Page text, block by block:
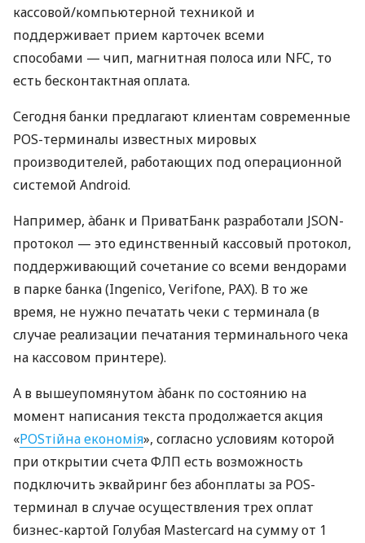
кассовой/компьютерной техникой и
поддерживает прием карточек всеми
способами — чип, магнитная полоса или NFC, то
есть бесконтактная оплата.
Сегодня банки предлагают клиентам современные
POS-терминалы известных мировых
производителей, работающих под операционной
системой Android.
Например, àбанк и ПриватБанк разработали JSON-
протокол — это единственный кассовый протокол,
поддерживающий сочетание со всеми вендорами
в парке банка (Ingenico, Verifone, PAX). В то же
время, не нужно печатать чеки с терминала (в
случае реализации печатания терминального чека
на кассовом принтере).
А в вышеупомянутом àбанк по состоянию на
момент написания текста продолжается акция
«POSтійна економія», согласно условиям которой
при открытии счета ФЛП есть возможность
подключить эквайринг без абонплаты за POS-
терминал в случае осуществления трех оплат
бизнес-картой Голубая Mastercard на сумму от 1